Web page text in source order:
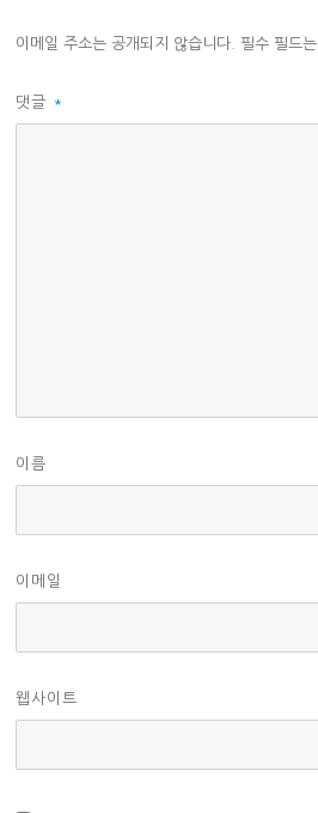
이메일 주소는 공개되지 않습니다. 필수 필드는
댓글 *
이름
이메일
웹사이트